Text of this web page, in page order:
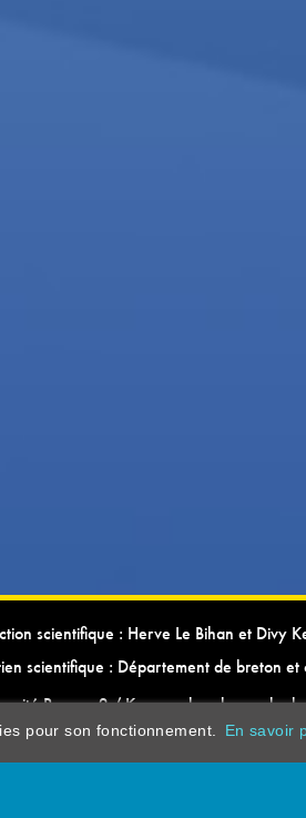
scientifique : Herve Le Bihan et Divy
scientifique : Département de breton et
Rennes 2 / Kevrenn brezhoneg ha
pour son fonctionnement. En savoir